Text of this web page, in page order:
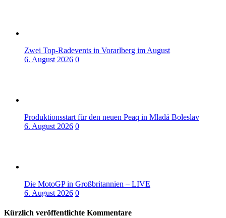
Zwei Top-Radevents in Vorarlberg im August
6. August 2026 0
Produktionsstart für den neuen Peaq in Mladá Boleslav
6. August 2026 0
Die MotoGP in Großbritannien – LIVE
6. August 2026 0
Kürzlich veröffentlichte Kommentare